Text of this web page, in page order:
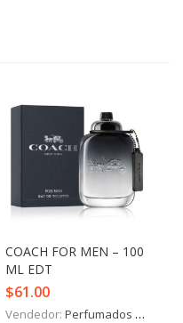
COACH FOR MEN – 100
ML EDT
$61.00
Vendedor: Perfumados y más